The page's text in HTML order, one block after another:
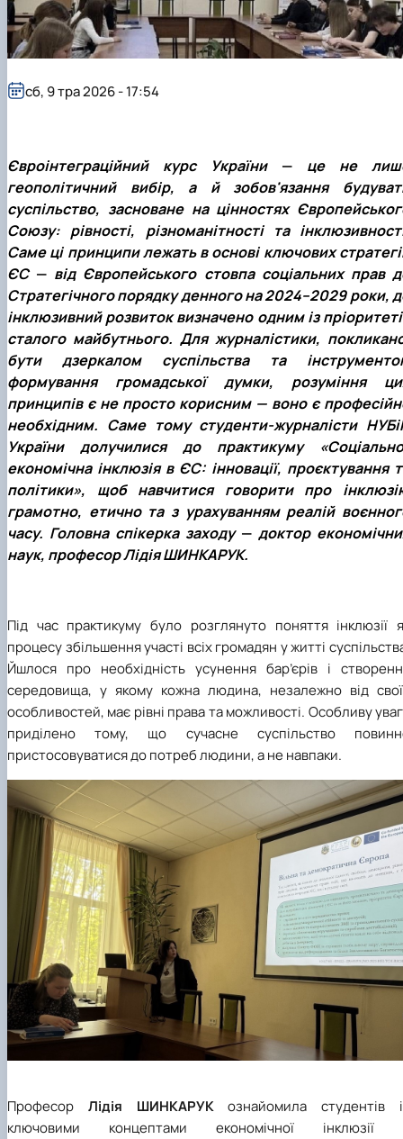
Євроінтеграційний курс України — це не
геополітичний вибір, а й зобов'язання
суспільство, засноване на цінностях
Союзу: рівності, різноманітності та
Саме ці принципи лежать в основі ключових
ЄС — від Європейського стовпа соціальних прав
Стратегічного порядку денного на 2024–2029 роки,
інклюзивний розвиток визначено одним із
сталого майбутнього. Для журналістики,
бути дзеркалом суспільства та
формування громадської думки, розуміння
принципів є не просто корисним — воно є
необхідним. Саме тому студенти-журналісти
України долучилися до практикуму
економічна інклюзія в ЄС: інновації, проєктування
політики», щоб навчитися говорити про
грамотно, етично та з урахуванням реалій
часу. Головна спікерка заходу — доктор
наук, професор Лідія ШИНКАРУК.
Під час практикуму було розглянуто поняття інклюзії
процесу збільшення участі всіх громадян у житті
Йшлося про необхідність усунення бар’єрів і
середовища, у якому кожна людина, незалежно від
особливостей, має рівні права та можливості. Особливу
приділено тому, що сучасне суспільство
пристосовуватися до потреб людини, а не навпаки.
Професор Лідія ШИНКАРУКознайомила студентів
ключовими концептами економічної інклюзії
сб, 9 тра 2026 - 17:54